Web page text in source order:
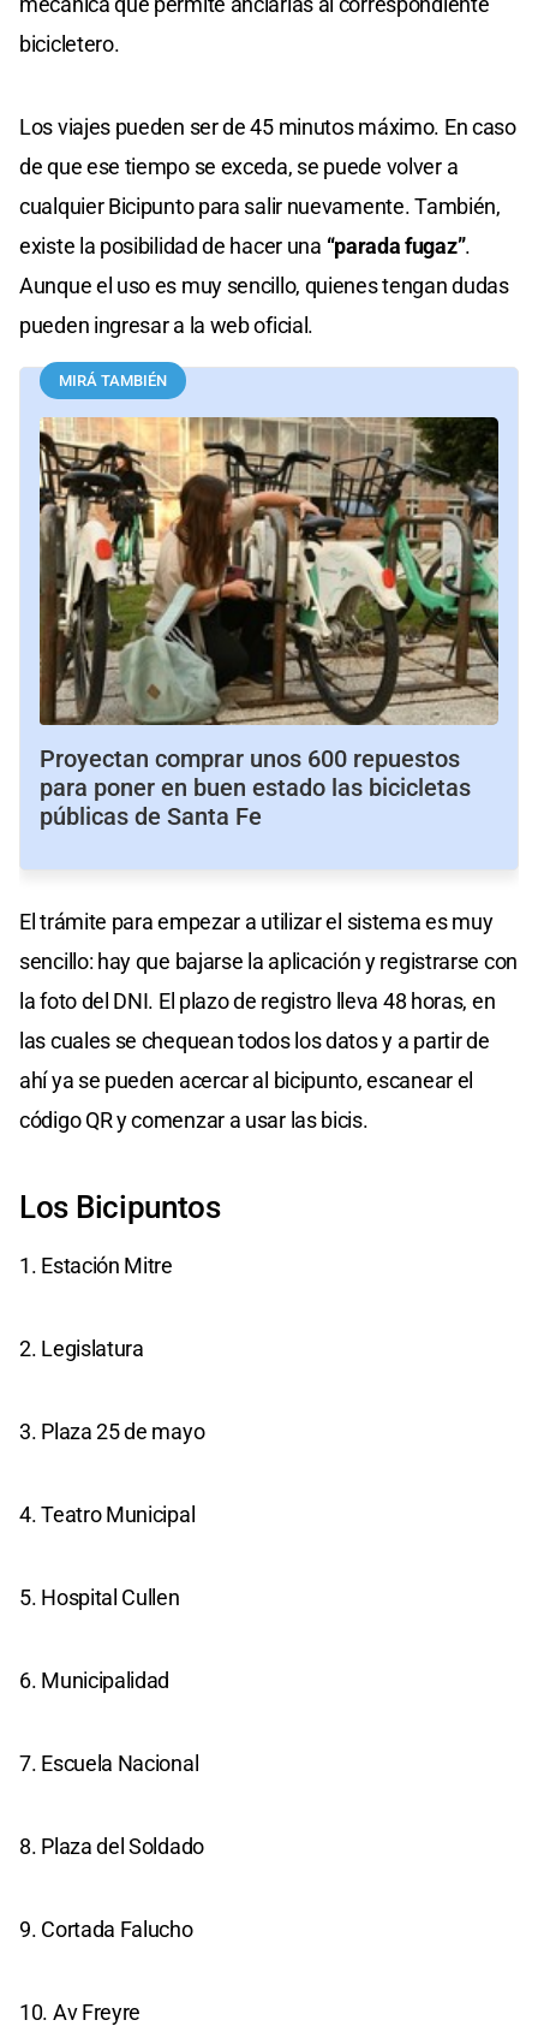
bicicletero.
Los viajes pueden ser de 45 minutos máximo. En caso
de que ese tiempo se exceda, se puede volver a
cualquier Bicipunto para salir nuevamente. También,
existe la posibilidad de hacer una “parada fugaz”.
Aunque el uso es muy sencillo, quienes tengan dudas
pueden ingresar a la web oficial.
MIRÁ TAMBIÉN
Proyectan comprar unos 600 repuestos
para poner en buen estado las bicicletas
públicas de Santa Fe
El trámite para empezar a utilizar el sistema es muy
sencillo: hay que bajarse la aplicación y registrarse con
la foto del DNI. El plazo de registro lleva 48 horas, en
las cuales se chequean todos los datos y a partir de
ahí ya se pueden acercar al bicipunto, escanear el
código QR y comenzar a usar las bicis.
Los Bicipuntos
1. Estación Mitre
2. Legislatura
3. Plaza 25 de mayo
4. Teatro Municipal
5. Hospital Cullen
6. Municipalidad
7. Escuela Nacional
8. Plaza del Soldado
9. Cortada Falucho
10. Av Freyre